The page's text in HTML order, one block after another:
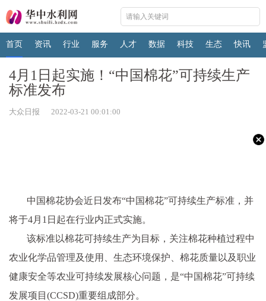
首页 资讯 行业 服务 人才 数据 科技 生态 快讯
4月1日起实施！“中国棉花”可持续生产
标准发布
大众日报 2022-03-21 00:01:00
中国棉花协会近日发布“中国棉花”可持续生产标准，并
将于4月1日起在行业内正式实施。
该标准以棉花可持续生产为目标，关注棉花种植过程中
农业化学品管理及使用、生态环境保护、棉花质量以及职业
健康安全等农业可持续发展核心问题，是“中国棉花”可持续
发展项目(CCSD)重要组成部分。